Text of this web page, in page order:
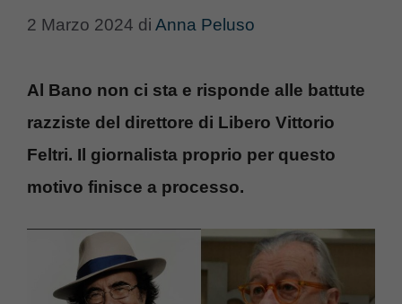
2 Marzo 2024 di Anna Peluso
Al Bano non ci sta e risponde alle battute
razziste del direttore di Libero Vittorio
Feltri. Il giornalista proprio per questo
motivo finisce a processo.